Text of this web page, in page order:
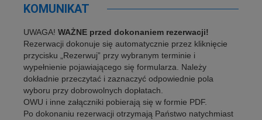
KOMUNIKAT
UWAGA! WAŻNE przed dokonaniem rezerwacji!
Rezerwacji dokonuje się automatycznie przez kliknięcie
przycisku „Rezerwuj” przy wybranym terminie i
wypełnienie pojawiającego się formularza. Należy
dokładnie przeczytać i zaznaczyć odpowiednie pola
wyboru przy dobrowolnych dopłatach.
OWU i inne załączniki pobierają się w formie PDF.
Po dokonaniu rezerwacji otrzymają Państwo natychmiast